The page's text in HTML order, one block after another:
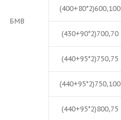
БМВ
(400+80*2)600,100
(430+90*2)700,70
(440+95*2)750,75
(440+95*2)750,100
(440+95*2)800,75